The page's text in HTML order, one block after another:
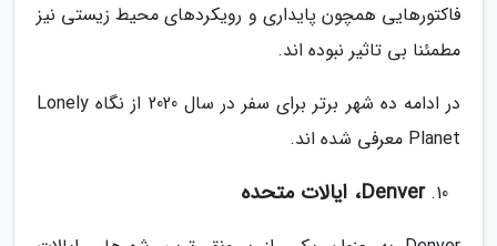
فاکتورهایی همچون پایداری و رویکردهای محیط زیستی نیز
مطمئنا بی تاثیر نبوده اند.
در ادامه ده شهر برتر برای سفر در سال 2020 از نگاه Lonely
Planet معرفی شده اند.
Denver، ایالات متحده